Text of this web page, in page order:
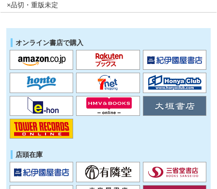
×品切・重版未定
オンライン書店で購入
店頭在庫